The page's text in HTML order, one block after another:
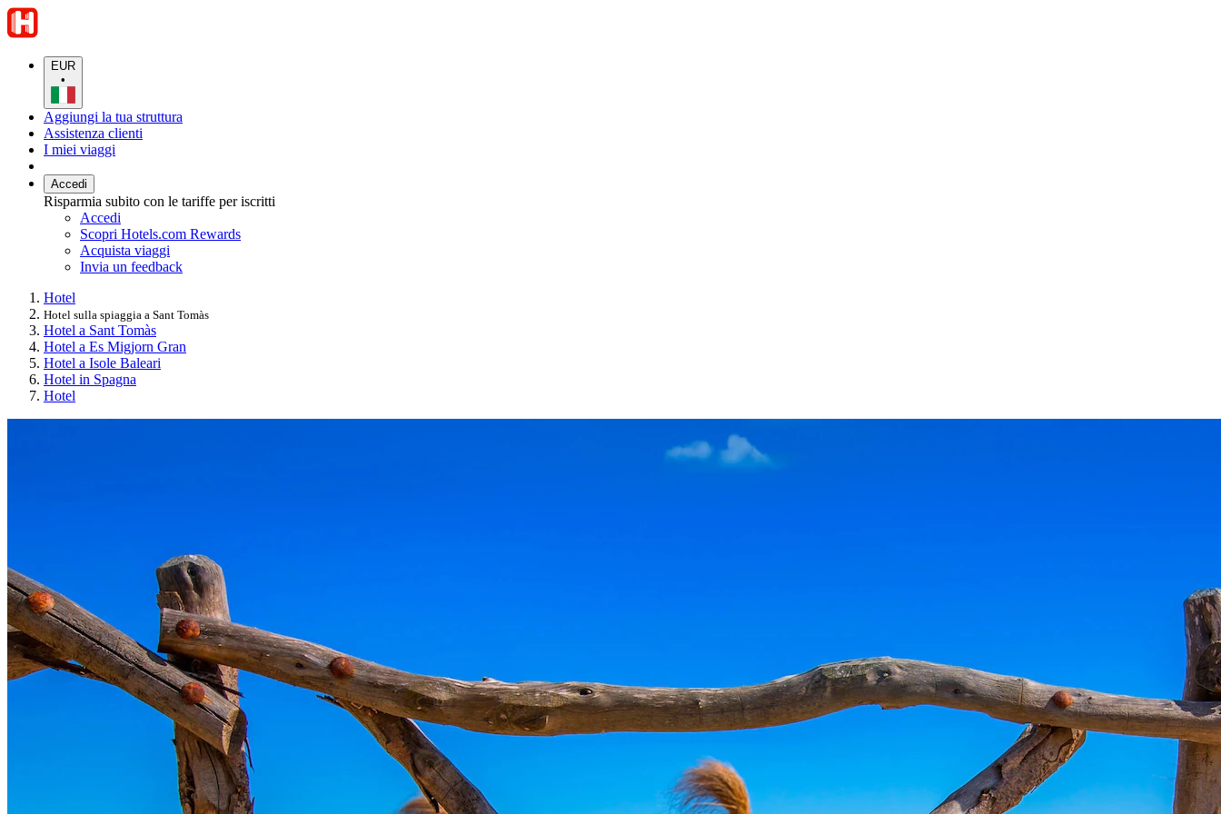
EUR
•
Aggiungi la tua struttura
Assistenza clienti
I miei viaggi
Accedi
Risparmia subito con le tariffe per iscritti
Accedi
Scopri Hotels.com Rewards
Acquista viaggi
Invia un feedback
Hotel
Hotel sulla spiaggia a Sant Tomàs
Hotel a Sant Tomàs
Hotel a Es Migjorn Gran
Hotel a Isole Baleari
Hotel in Spagna
Hotel